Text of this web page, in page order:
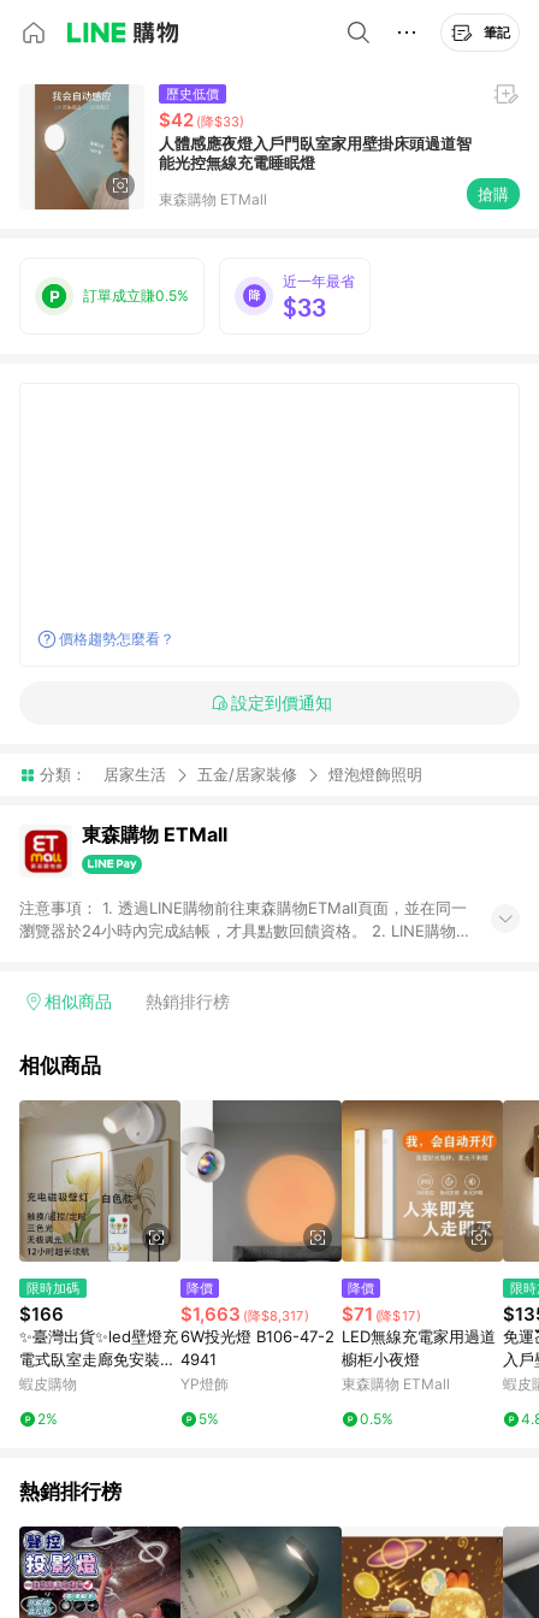
筆記
歷史低價
$42 (降$33)
人體感應夜燈入戶門臥室家用壁掛床頭過道智
能光控無線充電睡眠燈
東森購物 ETMall 搶購
訂單成立賺0.5%
近一年最省
$33
價格趨勢怎麼看？
設定到價通知
分類： 居家生活 五金/居家裝修 燈泡燈飾照明
東森購物 ETMall
注意事項： 1. 透過LINE購物前往東森購物ETMall頁面，並在同一
瀏覽器於24小時內完成結帳，才具點數回饋資格。 2. LINE購物
單，皆不在點數回饋範圍內。 3. 如購買以下類別商品，將無法獲
球嚴選、商城、專案商品、「草莓網」全館商品。 4. 如取消訂
回饋。 5. 點數回饋會扣除所有折扣優惠後之最終發票金額計算，
實際回饋請依LINE購物通知為主。 6. 訂單如有使用東森購物
ETMall站內之折扣優惠(包含但不限於東森幣、樂透金、東森現金
券等)，不具點數回饋資格。詳細請依東森購物ETMall之結帳頁面
顯示為準。 7. LINE購物設有「單一商品最高回饋點數」機制(特
殊活動時開放「回饋無上限」)，以同一訂單中同一商品不論件數
計算，並依訂單成立時間當下LINE購物所設定的回饋機制為準。
如顯示之商品規格、顏色、價位、贈品與東森購物ETMall銷售網
頁不符，以銷售網頁標示為準。 9. 若有贈點爭議，請務必於訂單
日期+180天以內至LINE購物客服洽詢；若超過180天(含)以上進
行申訴，恕無法贈點回饋。 10. 部分點數紅包僅限指定商品使
用，或不適用於無回饋商品。各點數紅包之適用商品與使用條件
請依點數紅包頁面規則為準。
相似商品 熱銷排行榜
相似商品
限時加碼
$166
✨臺灣出貨✨led壁燈充
電式臥室走廊免安裝可
遙控調節3種燈光觸摸
蝦皮購物
2%
降價
$1,663 (降$8,317)
6W投光燈 B106-47-2
4941
YP燈飾
5%
降價
$71 (降$17)
LED無線充電家用過道
櫥柜小夜燈
東森購物 ETMall
0.5%
限
免運
入
亮智
蝦皮
熱銷排行榜